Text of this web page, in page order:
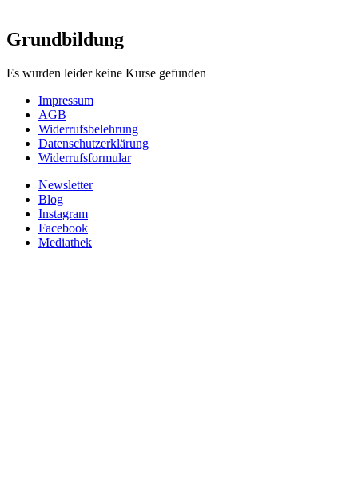
Grundbildung
Es wurden leider keine Kurse gefunden
Impressum
AGB
Widerrufsbelehrung
Datenschutzerklärung
Widerrufsformular
Newsletter
Blog
Instagram
Facebook
Mediathek